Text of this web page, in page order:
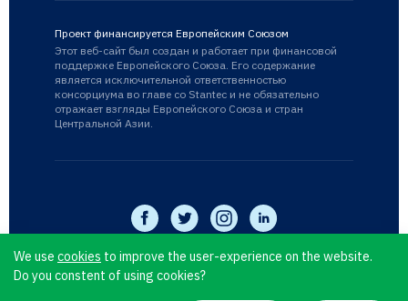
We use cookies to improve the user-experience on the website.
Do you constent of using cookies?
Проект финансируется Европейским Союзом
Этот веб-сайт был создан и работает при финансовой
поддержке Европейского Союза. Его содержание
является исключительной ответственностью
консорциума во главе со Stantec и не обязательно
отражает взгляды Европейского Союза и стран
Центральной Азии.
WECOOP © 2026